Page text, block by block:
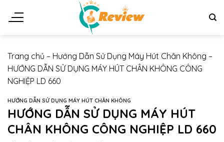
đến
Trang chủ – Hướng Dẫn Sử Dụng Máy Hút Chân Không –
HƯỚNG DẪN SỬ DỤNG MÁY HÚT CHÂN KHÔNG CÔNG
NGHIỆP LD 660
HƯỚNG DẪN SỬ DỤNG MÁY HÚT CHÂN KHÔNG
HƯỚNG DẪN SỬ DỤNG MÁY HÚT
CHÂN KHÔNG CÔNG NGHIỆP LD 660